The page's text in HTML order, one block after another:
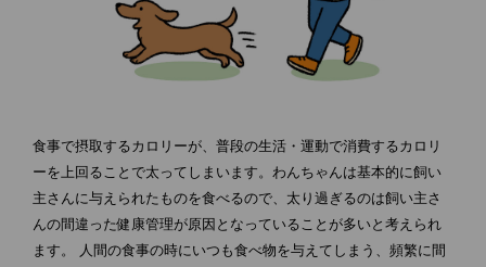
食事で摂取するカロリーが、普段の生活・運動で消費するカロリ
ーを上回ることで太ってしまいます。わんちゃんは基本的に飼い
主さんに与えられたものを食べるので、太り過ぎるのは飼い主さ
んの間違った健康管理が原因となっていることが多いと考えられ
ます。 人間の食事の時にいつも食べ物を与えてしまう、頻繁に間